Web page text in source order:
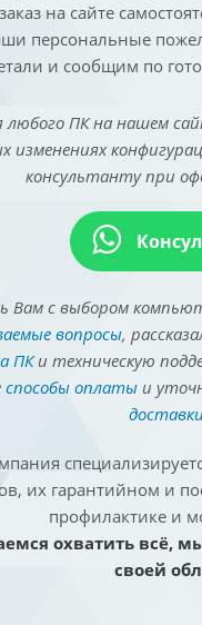
на сайте
персональные
и сообщим по
любого ПК на нашем
изменениях
консультанту при
Вам с выбором
вопросы,
ПКи техническую
способы оплатыи
их гарантийном и
профилактике и
охватить всё,
своей